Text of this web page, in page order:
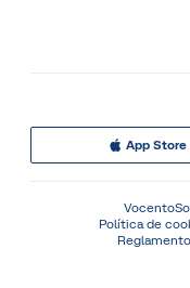
App Store
Vocento
Política de